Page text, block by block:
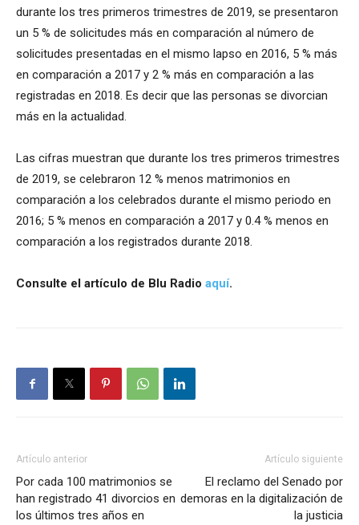
durante los tres primeros trimestres de 2019, se presentaron
un 5 % de solicitudes más en comparación al número de
solicitudes presentadas en el mismo lapso en 2016, 5 % más
en comparación a 2017 y 2 % más en comparación a las
registradas en 2018. Es decir que las personas se divorcian
más en la actualidad.
Las cifras muestran que durante los tres primeros trimestres
de 2019, se celebraron 12 % menos matrimonios en
comparación a los celebrados durante el mismo periodo en
2016; 5 % menos en comparación a 2017 y 0.4 % menos en
comparación a los registrados durante 2018.
Consulte el artículo de Blu Radio aquí.
Artículo anterior
Por cada 100 matrimonios se
han registrado 41 divorcios en
los últimos tres años en
Artículo siguiente
El reclamo del Senado por
demoras en la digitalización de
la justicia